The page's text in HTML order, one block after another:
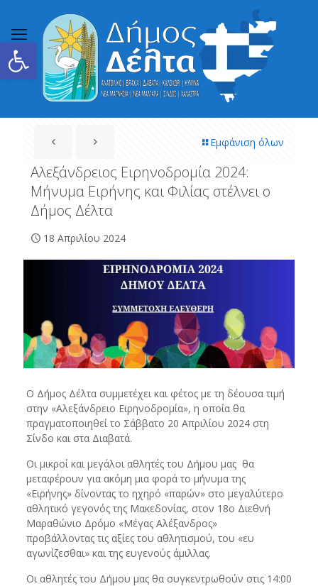
Ανοίξτε τη γραμμή εργαλείων
Εμφάνιση όλων
Αλεξάνδρειος Ειρηνοδρομία 2024:
Μήνυμα Ειρήνης και Φιλίας στέλνει ο
Δήμος Δέλτα
18 Απριλίου 2024
Ο Δήμος Δέλτα συμμετέχει και φέτος με τη δέουσα τιμή
στην «Αλεξάνδρειο Ειρηνοδρομία», η οποία θα
πραγματοποιηθεί το Σάββατο 20 Απριλίου 2024 στη
Σίνδο και στα Διαβατά.
Οι μικροί και μεγάλοι αθλητές του Δήμου μας θα
μεταφέρουν για ακόμη μια φορά το μήνυμα της
«Ειρήνης» δίνοντας το ηχηρό «παρών» στο μεγαλύτερο
αθλητικό γεγονός της Μακεδονίας, στον 18ο Διεθνή
Μαραθώνιο Δρόμο «Μέγας Αλέξανδρος»
προβάλλοντας τις αξίες του αθλητισμού, του «ευ
αγωνίζεσθαι» και της ευγενούς άμιλλας.
Οι αθλητές του Δήμου μας θα συγκεντρωθούν στις 14:00